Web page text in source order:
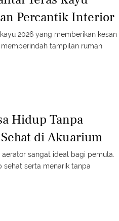
Percantik Interior
2026 yang memberikan kesan
tampilan rumah
Hidup Tanpa
di Akuarium
sangat ideal bagi pemula.
sehat serta menarik tanpa